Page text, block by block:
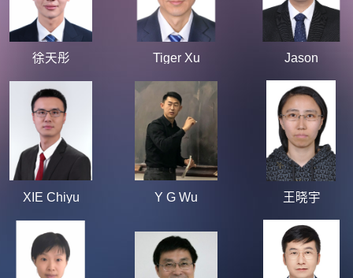
徐天彤 Tiger Xu Jason
XIE Chiyu Y G Wu 王晓宇